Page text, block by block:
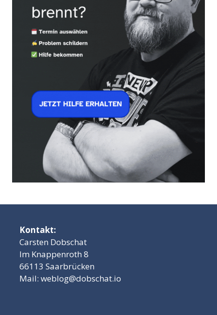
Kontakt:
Carsten Dobschat
Im Knappenroth 8
66113 Saarbrücken
Mail: weblog@dobschat.io